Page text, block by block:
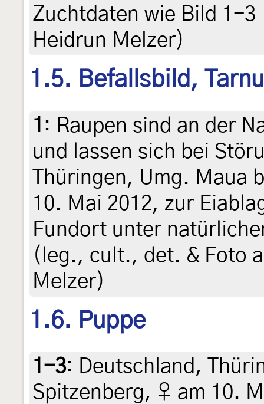
Zuchtdaten wie Bild 1-3
Heidrun Melzer)
1.5. Befallsbild,
1 : Raupen sind an der
und lassen sich bei
Thüringen, Umg. Maua
10. Mai 2012, zur
Fundort unter
(leg., cult., det. & Foto
Melzer)
1.6. Puppe
1-3: Deutschland,
Spitzenberg, ♀ am 10.